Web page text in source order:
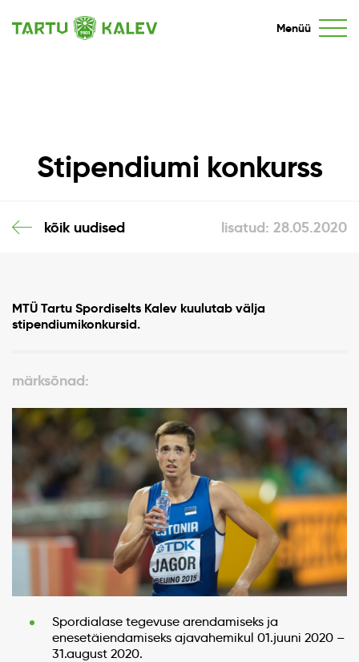
Menüü
Stipendiumi konkurss
kõik uudised lisatud: 28.05.2020
MTÜ Tartu Spordiselts Kalev kuulutab välja
stipendiumikonkursid.
märksõnad:
Spordialase tegevuse arendamiseks ja
enesetäiendamiseks ajavahemikul 01.juuni 2020 –
31.august 2020.